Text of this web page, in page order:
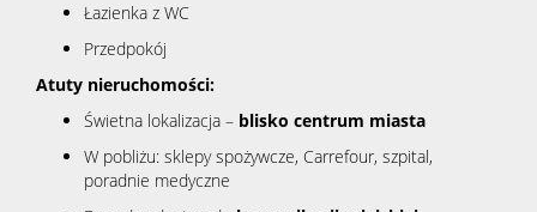
Łazienka z WC
Przedpokój
Atuty nieruchomości:
Świetna lokalizacja – blisko centrum miasta
W pobliżu: sklepy spożywcze, Carrefour, szpital,
poradnie medyczne